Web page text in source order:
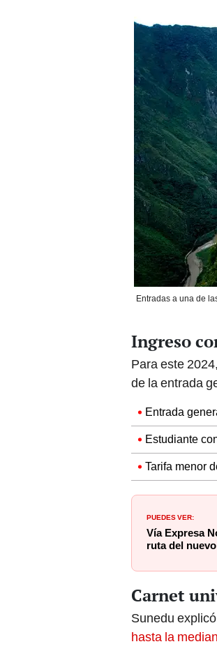
Entradas a una de
Ingreso
Para este
de la entrada
Entrada
Estudiante
Tarifa menor
PUEDES VER:
Vía Expresa
ruta del
Carnet
Sunedu
hasta la